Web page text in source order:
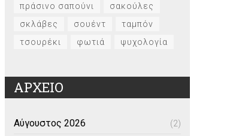
πράσινο σαπούνι
σακούλες
σκλάβες
σουέντ
ταμπόν
τσουρέκι
φωτιά ψυχολογία
ΑΡΧΕΙΟ
Αύγουστος 2026 (2)